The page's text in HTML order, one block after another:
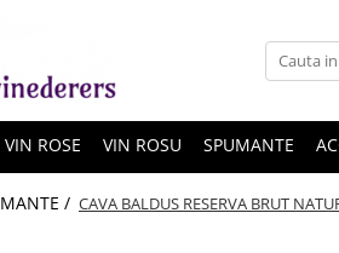
VIN ROSE VIN ROSU SPUMANTE
/ CAVA BALDUS RESERVA BRUT